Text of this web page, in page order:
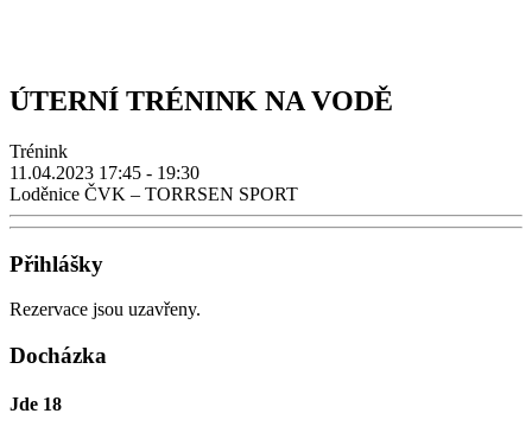
ÚTERNÍ TRÉNINK NA VODĚ
Trénink
11.04.2023 17:45 - 19:30
Loděnice ČVK – TORRSEN SPORT
Přihlášky
Rezervace jsou uzavřeny.
Docházka
Jde 18